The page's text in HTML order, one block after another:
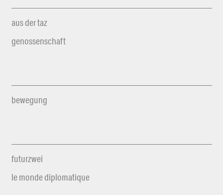
aus der taz
genossenschaft
bewegung
futurzwei
le monde diplomatique